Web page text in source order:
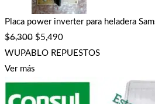
Placa power inverter para heladera
$6,300 $5,490
WUPABLO REPUESTOS
Ver más